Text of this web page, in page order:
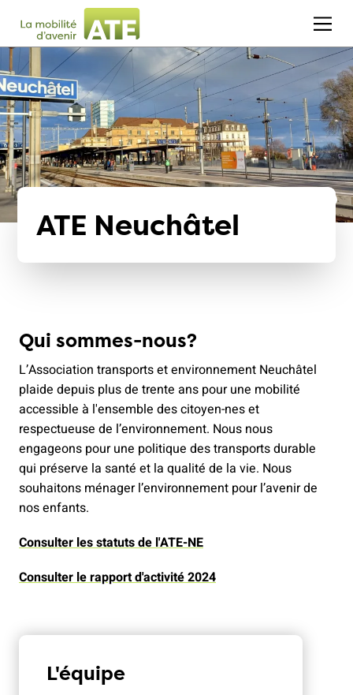
ATE Neuchâtel
Qui sommes-nous?
L’Association transports et environnement Neuchâtel
plaide depuis plus de trente ans pour une mobilité
accessible à l'ensemble des citoyen-nes et
respectueuse de l’environnement. Nous nous
engageons pour une politique des transports durable
qui préserve la santé et la qualité de la vie. Nous
souhaitons ménager l’environnement pour l’avenir de
nos enfants.
Consulter les statuts de l'ATE-NE
Consulter le rapport d'activité 2024
L'équipe